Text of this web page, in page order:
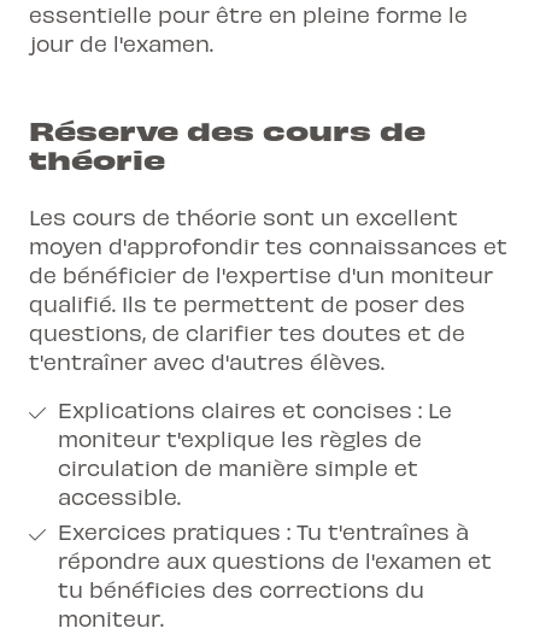
essentielle pour être en pleine forme le
jour de l'examen.
Réserve des cours de
théorie
Les cours de théorie sont un excellent
moyen d'approfondir tes connaissances et
de bénéficier de l'expertise d'un moniteur
qualifié. Ils te permettent de poser des
questions, de clarifier tes doutes et de
t'entraîner avec d'autres élèves.
Explications claires et concises : Le
moniteur t'explique les règles de
circulation de manière simple et
accessible.
Exercices pratiques : Tu t'entraînes à
répondre aux questions de l'examen et
tu bénéficies des corrections du
moniteur.